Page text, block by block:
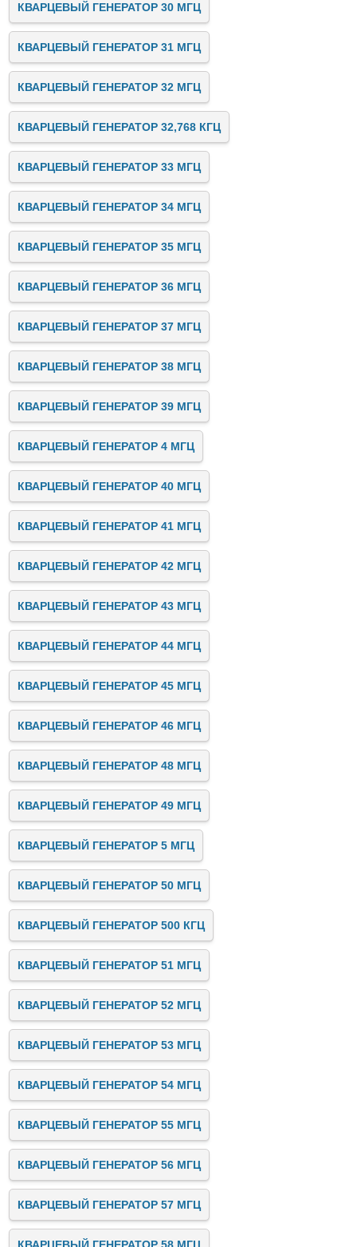
КВАРЦЕВЫЙ ГЕНЕРАТОР 30 МГЦ
КВАРЦЕВЫЙ ГЕНЕРАТОР 31 МГЦ
КВАРЦЕВЫЙ ГЕНЕРАТОР 32 МГЦ
КВАРЦЕВЫЙ ГЕНЕРАТОР 32,768 КГЦ
КВАРЦЕВЫЙ ГЕНЕРАТОР 33 МГЦ
КВАРЦЕВЫЙ ГЕНЕРАТОР 34 МГЦ
КВАРЦЕВЫЙ ГЕНЕРАТОР 35 МГЦ
КВАРЦЕВЫЙ ГЕНЕРАТОР 36 МГЦ
КВАРЦЕВЫЙ ГЕНЕРАТОР 37 МГЦ
КВАРЦЕВЫЙ ГЕНЕРАТОР 38 МГЦ
КВАРЦЕВЫЙ ГЕНЕРАТОР 39 МГЦ
КВАРЦЕВЫЙ ГЕНЕРАТОР 4 МГЦ
КВАРЦЕВЫЙ ГЕНЕРАТОР 40 МГЦ
КВАРЦЕВЫЙ ГЕНЕРАТОР 41 МГЦ
КВАРЦЕВЫЙ ГЕНЕРАТОР 42 МГЦ
КВАРЦЕВЫЙ ГЕНЕРАТОР 43 МГЦ
КВАРЦЕВЫЙ ГЕНЕРАТОР 44 МГЦ
КВАРЦЕВЫЙ ГЕНЕРАТОР 45 МГЦ
КВАРЦЕВЫЙ ГЕНЕРАТОР 46 МГЦ
КВАРЦЕВЫЙ ГЕНЕРАТОР 48 МГЦ
КВАРЦЕВЫЙ ГЕНЕРАТОР 49 МГЦ
КВАРЦЕВЫЙ ГЕНЕРАТОР 5 МГЦ
КВАРЦЕВЫЙ ГЕНЕРАТОР 50 МГЦ
КВАРЦЕВЫЙ ГЕНЕРАТОР 500 КГЦ
КВАРЦЕВЫЙ ГЕНЕРАТОР 51 МГЦ
КВАРЦЕВЫЙ ГЕНЕРАТОР 52 МГЦ
КВАРЦЕВЫЙ ГЕНЕРАТОР 53 МГЦ
КВАРЦЕВЫЙ ГЕНЕРАТОР 54 МГЦ
КВАРЦЕВЫЙ ГЕНЕРАТОР 55 МГЦ
КВАРЦЕВЫЙ ГЕНЕРАТОР 56 МГЦ
КВАРЦЕВЫЙ ГЕНЕРАТОР 57 МГЦ